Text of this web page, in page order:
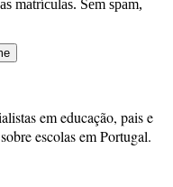
matrículas. Sem spam,
em educação, pais e
escolas em Portugal.